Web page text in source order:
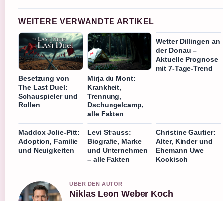
WEITERE VERWANDTE ARTIKEL
Besetzung von
The Last Duel:
Schauspieler und
Rollen
Mirja du Mont:
Krankheit,
Trennung,
Dschungelcamp,
alle Fakten
Wetter Dillingen an
der Donau –
Aktuelle Prognose
mit 7-Tage-Trend
Maddox Jolie-Pitt:
Adoption, Familie
und Neuigkeiten
Levi Strauss:
Biografie, Marke
und Unternehmen
– alle Fakten
Christine Gautier:
Alter, Kinder und
Ehemann Uwe
Kockisch
UBER DEN AUTOR
Niklas Leon Weber Koch